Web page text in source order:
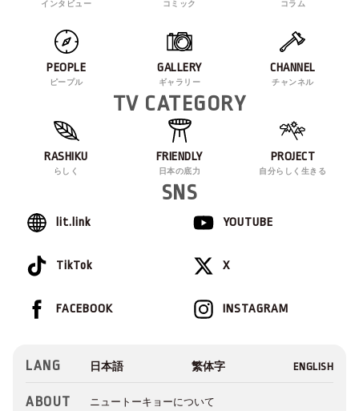
インタビュー コミック コラム
PEOPLE
ピープル
GALLERY
ギャラリー
CHANNEL
チャンネル
TV CATEGORY
RASHIKU
らしく
FRIENDLY
日本の底力
PROJECT
自分らしく生きる
SNS
lit.link YOUTUBE
TikTok X
INSTAGRAM
FACEBOOK
LANG
ABOUT ニュートーキョーについて